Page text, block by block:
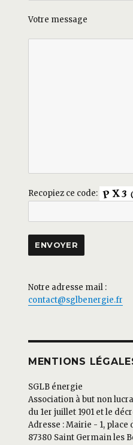
Votre message
Recopiez ce code:
Notre adresse mail :
contact@sglbenergie.fr
MENTIONS
SGLB énergie
Association à but non
du 1er juillet 1901 et le
Adresse : Mairie - 1, place
87380 Saint Germain les